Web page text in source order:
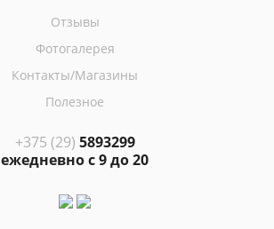
Отзывы
Фотогалерея
Контакты/Магазины
Полезное
+375 (29) 5893299
ежедневно с 9 до 20